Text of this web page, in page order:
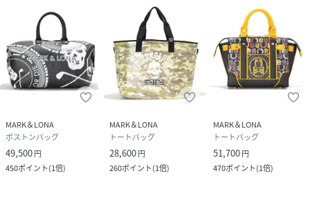
MARK＆LONA
ボストンバッグ
49,500円
450ポイント(1倍)
MARK＆LONA
トートバッグ
28,600円
260ポイント(1倍)
MARK＆LONA
トートバッグ
51,700円
470ポイント(1倍)